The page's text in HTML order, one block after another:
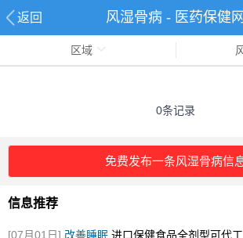
返回 风湿骨病 - 医药保健网
区域
0条记录
免费发布一条风湿骨病信
信息推荐
[07月01日] 改善睡眠 进口保健食品全剂型可代工